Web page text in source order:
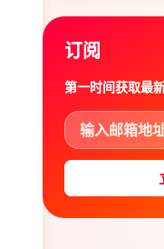
订阅
第一时间获取最